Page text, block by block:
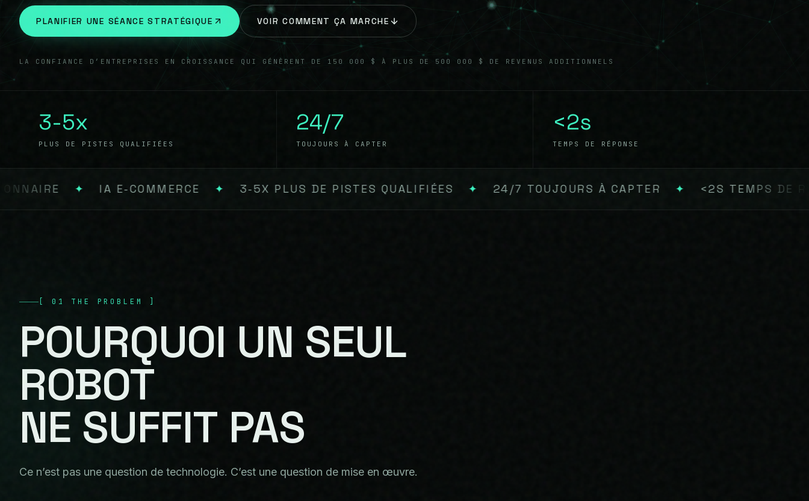
PLANIFIER UNE SÉANCE STRATÉGIQUE VOIR COMMENT ÇA MARCHE
LA CONFIANCE D’ENTREPRISES EN CROISSANCE QUI GÉNÈRENT DE 150 000 $ À PLUS DE 500 000 $ DE REVENUS ADDITIONNELS
3-5x
PLUS DE PISTES QUALIFIÉES
24/7
TOUJOURS À CAPTER
<2s
TEMPS DE RÉPONSE
✦ 3-5X PLUS DE PISTES QUALIFIÉES ✦ 24/7 TOUJOURS À CAPTER ✦ <2S TEMPS DE RÉPONSE IA SUR
01 THE PROBLEM
POURQUOI UN SEUL
ROBOT
NE SUFFIT PAS
Ce n’est pas une question de technologie. C’est une question de mise en œuvre.